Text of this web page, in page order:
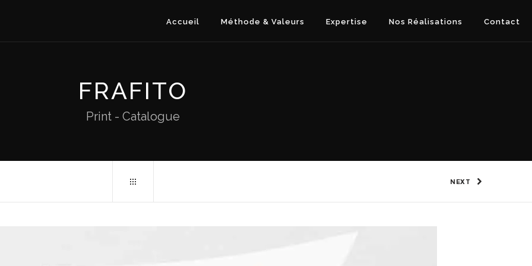
Accueil Méthode & Valeurs Expertise Nos Réalisations Contact
FRAFITO
Print - Catalogue
NEXT